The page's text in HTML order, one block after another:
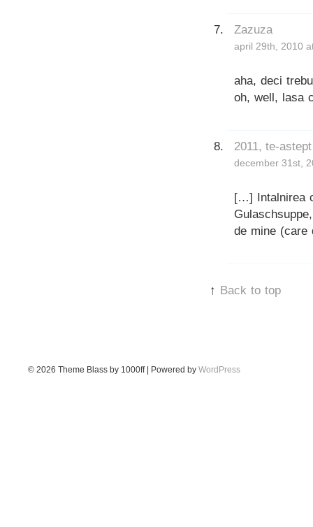
Zazuza
april 29th, 2010
aha, deci
oh, well, lasa
2011, te-
december 31st,
[…] Intalnirea
de mine
↑ Back to top
© 2026 Theme Blass by 1000ff | Powered by WordPress